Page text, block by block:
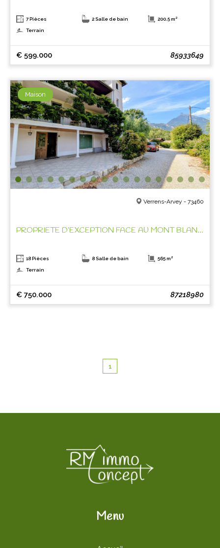
7 Pièces 2 Salle de bain 200.5 m²
Terrain
€ 599.000 85933649
Maison
Verrens-Arvey - 73460
PROPRIETE D’EXCEPTION FACE AU MONT BLANC !
18 Pièces 8 Salle de bain 565 m²
Terrain
€ 750.000 87218980
1
Menu